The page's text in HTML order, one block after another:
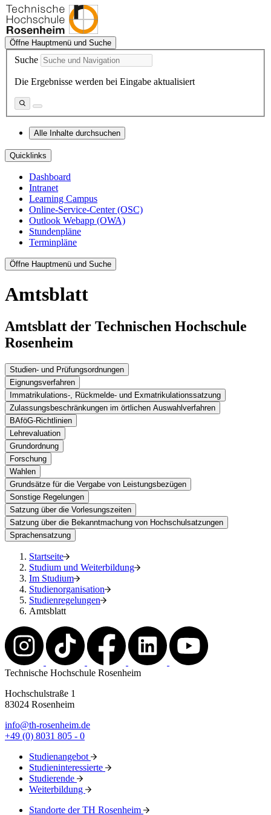
Öffne Hauptmenü und Suche
Suche
Die Ergebnisse werden bei Eingabe aktualisiert
Alle Inhalte durchsuchen
Quicklinks
Dashboard
Intranet
Learning Campus
Online-Service-Center (OSC)
Outlook Webapp (OWA)
Stundenpläne
Terminpläne
Öffne Hauptmenü und Suche
Amtsblatt
Amtsblatt der Technischen Hochschule
Rosenheim
Studien- und Prüfungsordnungen
Eignungsverfahren
Immatrikulations-, Rückmelde- und Exmatrikulationssatzung
Zulassungsbeschränkungen im örtlichen Auswahlverfahren
BAföG-Richtlinien
Lehrevaluation
Grundordnung
Forschung
Wahlen
Grundsätze für die Vergabe von Leistungsbezügen
Sonstige Regelungen
Satzung über die Vorlesungszeiten
Satzung über die Bekanntmachung von Hochschulsatzungen
Sprachensatzung
Startseite
Studium und Weiterbildung
Im Studium
Studienorganisation
Studienregelungen
Amtsblatt
Technische Hochschule Rosenheim
Hochschulstraße 1
83024 Rosenheim
info@th-rosenheim.de
+49 (0) 8031 805 - 0
Studienangebot
Studieninteressierte
Studierende
Weiterbildung
Standorte der TH Rosenheim